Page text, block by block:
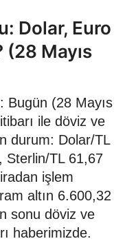
Dolar, Euro
(28 Mayıs
Bugün (28 Mayıs
ile döviz ve
durum: Dolar/TL
Sterlin/TL 61,67
işlem
altın 6.600,32
sonu döviz ve
haberimizde.